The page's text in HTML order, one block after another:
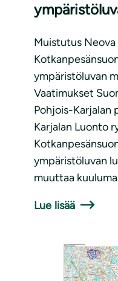
Muistutus
ympäristöluvan
Vaatimukset
Pohjois-Karjalan
Karjalan Luonto
ympäristöluvan
muuttaa
Lue lisää